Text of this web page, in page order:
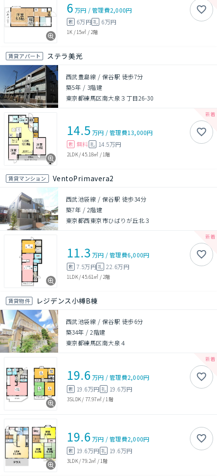
6 万円 /管理費2,000円
敷 6万円礼 6万円
1K / 15㎡ / 2階
賃貸アパート ステラ美光
西武豊島線 / 保谷駅 徒歩7分
築5年 / 3階建
東京都練馬区南大泉３丁目26-30
14.5 万円 /管理費13,000円
敷 無料 礼 14.5万円
2LDK/45.18㎡ / 1階
賃貸マンション VentoPrimavera2
西武池袋線 / 保谷駅 徒歩34分
築7年 / 2階建
東京都西東京市ひばりが丘北３
11.3 万円 /管理費6,000円
敷 7.5万円礼 22.6万円
1LDK/45.61㎡ / 2階
賃貸物件 レジデンス小榑B棟
西武池袋線 / 保谷駅 徒歩6分
築34年 /2階建
東京都練馬区南大泉４
19.6 万円 /管理費2,000円
敷 19.6万円 礼 19.6万円
3SLDK / 77.97㎡/ 1階
19.6 万円 /管理費2,000円
敷 19.6万円 礼 19.6万円
3LDK/79.2㎡ / 1階